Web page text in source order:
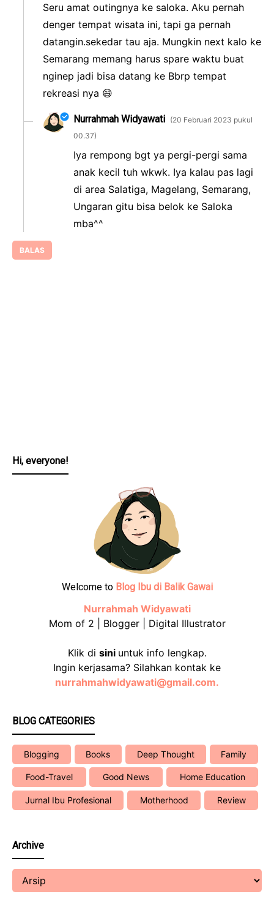
Seru amat outingnya ke saloka. Aku pernah
denger tempat wisata ini, tapi ga pernah
datangin.sekedar tau aja. Mungkin next kalo ke
Semarang memang harus spare waktu buat
nginep jadi bisa datang ke Bbrp tempat
rekreasi nya 😄
BALAS
Nurrahmah Widyawati
20 Februari 2023 pukul
00.37
Iya rempong bgt ya pergi-pergi sama
anak kecil tuh wkwk. Iya kalau pas lagi
di area Salatiga, Magelang, Semarang,
Ungaran gitu bisa belok ke Saloka
mba^^
Hi, everyone!
Welcome to Blog Ibu di Balik Gawai
Nurrahmah Widyawati
Mom of 2 | Blogger | Digital Illustrator
Klik di sini untuk info lengkap.
Ingin kerjasama? Silahkan kontak ke
nurrahmahwidyawati@gmail.com.
BLOG CATEGORIES
Blogging Books Deep Thought Family
Food-Travel Good News Home Education
Jurnal Ibu Profesional Motherhood Review
Archive